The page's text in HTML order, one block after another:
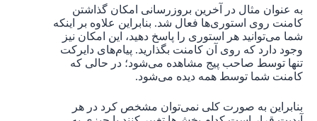
به عنوان مثال در آخرین بروزرسانی امکان گذاشتن
کامنت روی استوری‌ها فعال شد. بنابراین علاوه بر اینکه
شما می‌توانید هر استوری را پاسخ دهید، این امکان نیز
وجود دارد که روی آن کامنت بگذارید. پیام‌های دایرکت
تنها توسط صاحب پیج مشاهده می‌شود؛ در حالی که
کامنت‌ شما توسط همه دیده می‌شود.
بنابراین به صورت کلی نمی‌توان مشخص کرد در هر